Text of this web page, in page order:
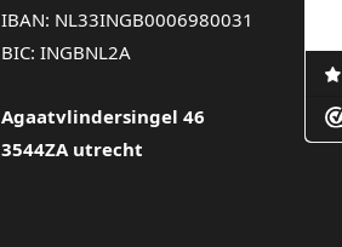
IBAN: NL33INGB0006980031
BIC: INGBNL2A
Agaatvlindersingel 46
3544ZA utrecht